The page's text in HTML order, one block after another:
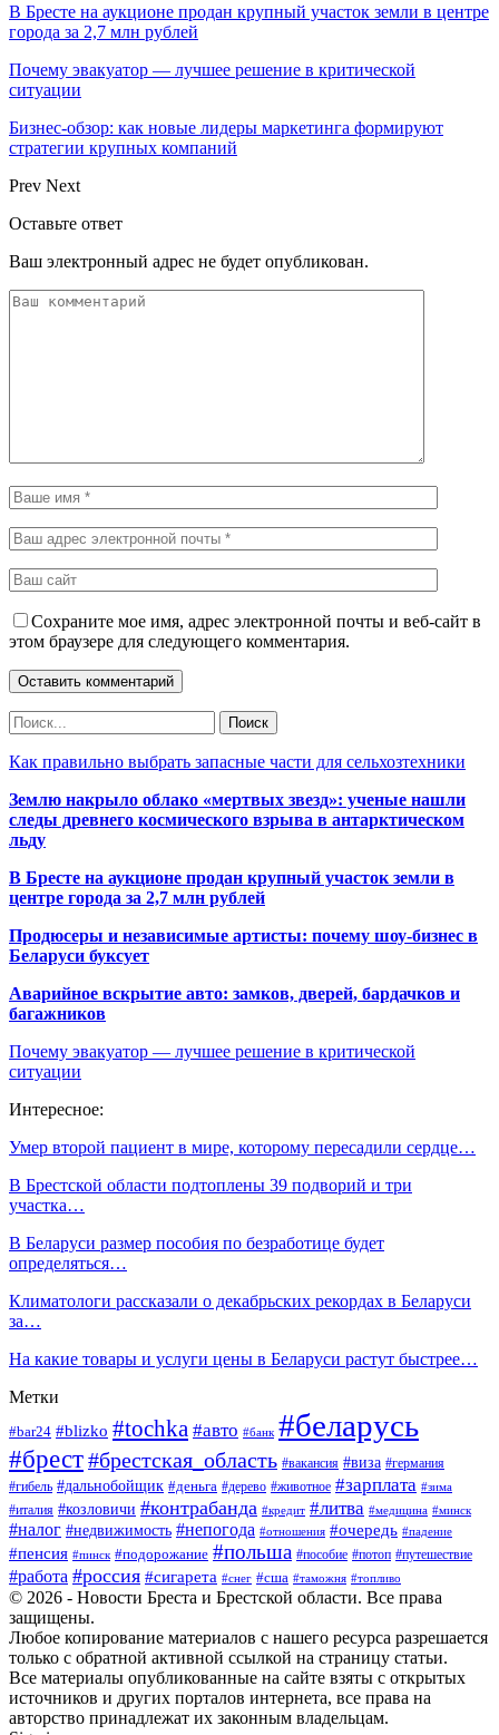
В Бресте на аукционе продан крупный участок земли в центре
города за 2,7 млн рублей
Почему эвакуатор — лучшее решение в критической
ситуации
Бизнес-обзор: как новые лидеры маркетинга формируют
стратегии крупных компаний
Prev Next
Оставьте ответ
Ваш электронный адрес не будет опубликован.
Сохраните мое имя, адрес электронной почты и веб-сайт в
этом браузере для следующего комментария.
Как правильно выбрать запасные части для сельхозтехники
Землю накрыло облако «мертвых звезд»: ученые нашли
следы древнего космического взрыва в антарктическом
льду
В Бресте на аукционе продан крупный участок земли в
центре города за 2,7 млн рублей
Продюсеры и независимые артисты: почему шоу-бизнес в
Беларуси буксует
Аварийное вскрытие авто: замков, дверей, бардачков и
багажников
Почему эвакуатор — лучшее решение в критической
ситуации
Интересное:
Умер второй пациент в мире, которому пересадили сердце…
В Брестской области подтоплены 39 подворий и три
участка…
В Беларуси размер пособия по безработице будет
определяться…
Климатологи рассказали о декабрьских рекордах в Беларуси
за…
На какие товары и услуги цены в Беларуси растут быстрее…
Метки
#bar24 #blizko #tochka #авто #банк #беларусь
#брест#брестская_область #вакансия #виза #германия
#гибель #дальнобойщик #деньга #дерево #животное #зарплата #зима
#италия #козловичи #контрабанда #кредит #литва #медицина #минск
#налог #недвижимость #непогода #отношения #очередь #падение
#пенсия #пинск #подорожание #польша #пособие #потоп #путешествие
#работа #россия #сигарета #снег #сша #таможня #топливо
© 2026 - Новости Бреста и Брестской области. Все права
защищены.
Любое копирование материалов с нашего ресурса разрешается
только с обратной активной ссылкой на страницу статьи.
Все материалы опубликованные на сайте взяты с открытых
источников и других порталов интернета, все права на
авторство принадлежат их законным владельцам.